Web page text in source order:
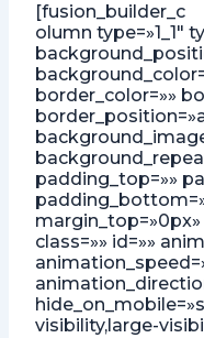
[fusion_builder_c
olumn type=»1_1″
border_color=»»
padding_top=»»
class=»» id=»»
visibility,large-